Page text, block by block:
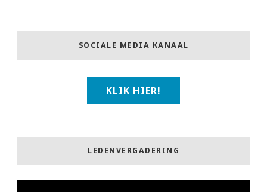
SOCIALE MEDIA KANAAL
KLIK HIER!
LEDENVERGADERING